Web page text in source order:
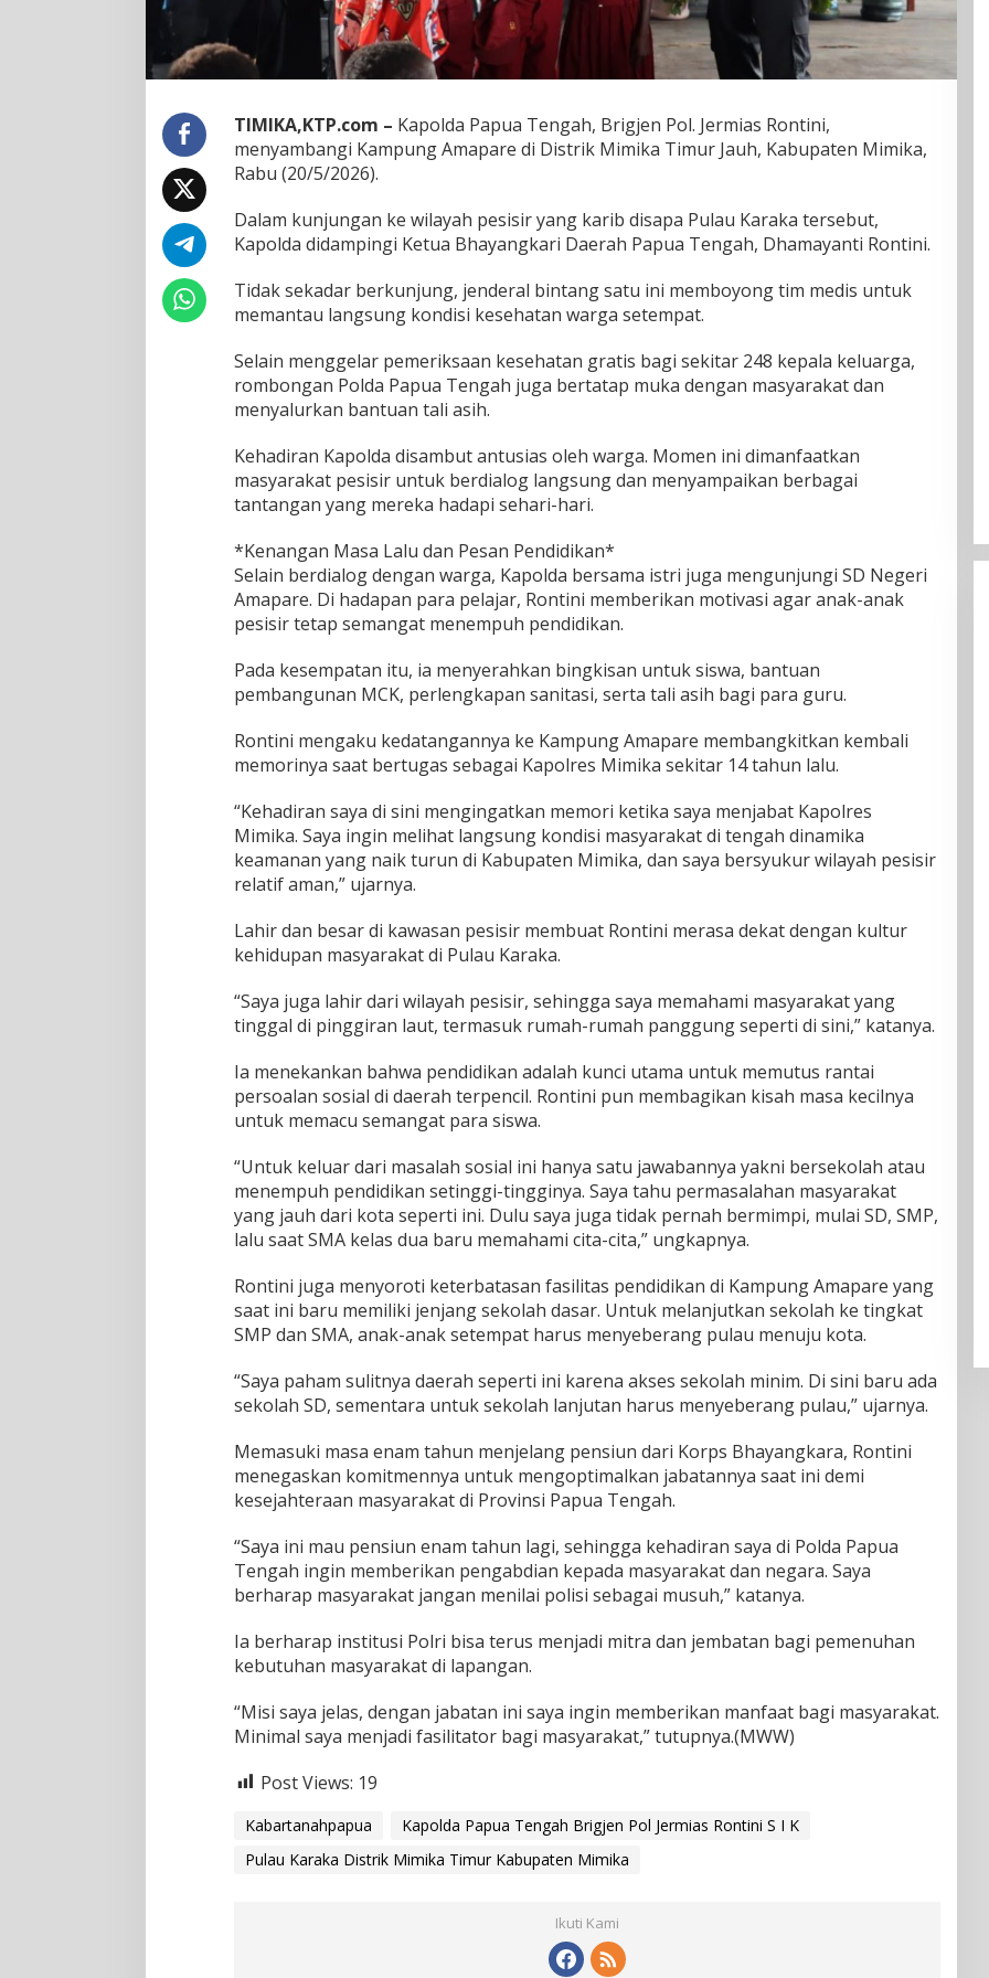
T
e
n
g
B
a
w
a
y
n
a
n
e
d
d
a
n
M
t
i
v
a
s
P
e
n
i
d
k
a
n
TIMIKA,KTP.com – Kapolda Papua Tengah, Brigjen Pol. Jermias Rontini,
menyambangi Kampung Amapare di Distrik Mimika Timur Jauh, Kabupaten Mimika,
Rabu (20/5/2026).
Dalam kunjungan ke wilayah pesisir yang karib disapa Pulau Karaka tersebut,
Kapolda didampingi Ketua Bhayangkari Daerah Papua Tengah, Dhamayanti Rontini.
Tidak sekadar berkunjung, jenderal bintang satu ini memboyong tim medis untuk
memantau langsung kondisi kesehatan warga setempat.
Selain menggelar pemeriksaan kesehatan gratis bagi sekitar 248 kepala keluarga,
rombongan Polda Papua Tengah juga bertatap muka dengan masyarakat dan
menyalurkan bantuan tali asih.
Kehadiran Kapolda disambut antusias oleh warga. Momen ini dimanfaatkan
masyarakat pesisir untuk berdialog langsung dan menyampaikan berbagai
tantangan yang mereka hadapi sehari-hari.
*Kenangan Masa Lalu dan Pesan Pendidikan*
Selain berdialog dengan warga, Kapolda bersama istri juga mengunjungi SD Negeri
Amapare. Di hadapan para pelajar, Rontini memberikan motivasi agar anak-anak
pesisir tetap semangat menempuh pendidikan.
Pada kesempatan itu, ia menyerahkan bingkisan untuk siswa, bantuan
pembangunan MCK, perlengkapan sanitasi, serta tali asih bagi para guru.
Rontini mengaku kedatangannya ke Kampung Amapare membangkitkan kembali
memorinya saat bertugas sebagai Kapolres Mimika sekitar 14 tahun lalu.
“Kehadiran saya di sini mengingatkan memori ketika saya menjabat Kapolres
Mimika. Saya ingin melihat langsung kondisi masyarakat di tengah dinamika
keamanan yang naik turun di Kabupaten Mimika, dan saya bersyukur wilayah pesisir
relatif aman,” ujarnya.
Lahir dan besar di kawasan pesisir membuat Rontini merasa dekat dengan kultur
kehidupan masyarakat di Pulau Karaka.
“Saya juga lahir dari wilayah pesisir, sehingga saya memahami masyarakat yang
tinggal di pinggiran laut, termasuk rumah-rumah panggung seperti di sini,” katanya.
Ia menekankan bahwa pendidikan adalah kunci utama untuk memutus rantai
persoalan sosial di daerah terpencil. Rontini pun membagikan kisah masa kecilnya
untuk memacu semangat para siswa.
“Untuk keluar dari masalah sosial ini hanya satu jawabannya yakni bersekolah atau
menempuh pendidikan setinggi-tingginya. Saya tahu permasalahan masyarakat
yang jauh dari kota seperti ini. Dulu saya juga tidak pernah bermimpi, mulai SD, SMP,
lalu saat SMA kelas dua baru memahami cita-cita,” ungkapnya.
Rontini juga menyoroti keterbatasan fasilitas pendidikan di Kampung Amapare yang
saat ini baru memiliki jenjang sekolah dasar. Untuk melanjutkan sekolah ke tingkat
SMP dan SMA, anak-anak setempat harus menyeberang pulau menuju kota.
“Saya paham sulitnya daerah seperti ini karena akses sekolah minim. Di sini baru ada
sekolah SD, sementara untuk sekolah lanjutan harus menyeberang pulau,” ujarnya.
Memasuki masa enam tahun menjelang pensiun dari Korps Bhayangkara, Rontini
menegaskan komitmennya untuk mengoptimalkan jabatannya saat ini demi
kesejahteraan masyarakat di Provinsi Papua Tengah.
“Saya ini mau pensiun enam tahun lagi, sehingga kehadiran saya di Polda Papua
Tengah ingin memberikan pengabdian kepada masyarakat dan negara. Saya
berharap masyarakat jangan menilai polisi sebagai musuh,” katanya.
Ia berharap institusi Polri bisa terus menjadi mitra dan jembatan bagi pemenuhan
kebutuhan masyarakat di lapangan.
“Misi saya jelas, dengan jabatan ini saya ingin memberikan manfaat bagi masyarakat.
Minimal saya menjadi fasilitator bagi masyarakat,” tutupnya.(MWW)
Post Views: 19
Kabartanahpapua
Kapolda Papua Tengah Brigjen Pol Jermias Rontini S I K
Pulau Karaka Distrik Mimika Timur Kabupaten Mimika
Ikuti Kami